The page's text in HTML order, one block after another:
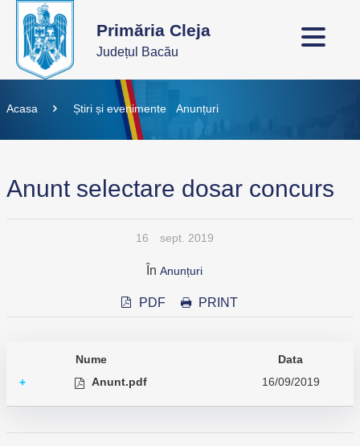
Primăria Cleja
Județul Bacău
Acasa Știri și evenimente Anunțuri
Anunt selectare dosar concurs
16 sept. 2019
În Anunțuri
PDF PRINT
Nume
Data
+
Anunt.pdf 16/09/2019